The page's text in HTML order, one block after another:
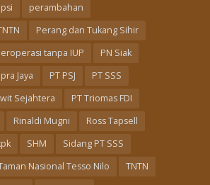
perambahan
Perang dan Tukang Sihir
tanpa IUP
PN Siak
Jaya
PT PSJ
PT SSS
Sejahtera
PT Triomas FDI
Rinaldi Mugni
Ross Tapsell
SHM
Sidang PT SSS
Nasional Tesso Nilo
TNTN